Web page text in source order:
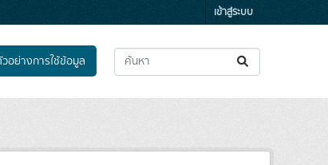
เข้าสู่ระบบ
อย่างการใช้ข้อมูล